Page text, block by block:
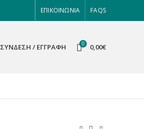
ΕΠΙΚΟΙΝΩΝΙΑ FAQS
ΣΎΝΔΕΣΗ / ΕΓΓΡΑΦΉ 0 0,00€